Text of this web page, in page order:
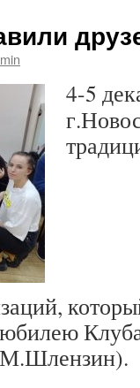
4-5